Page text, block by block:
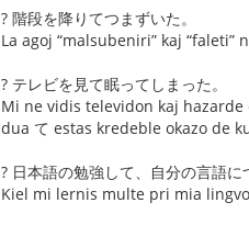
? 階段を降りてつまずいた。
La agoj “malsubeniri” kaj
? テレビを見て眠ってしまった。
Mi ne vidis televidon kaj
dua て estas kredeble okazo de
? 日本語の勉強して、自分の言語に
Kiel mi lernis multe pri mia